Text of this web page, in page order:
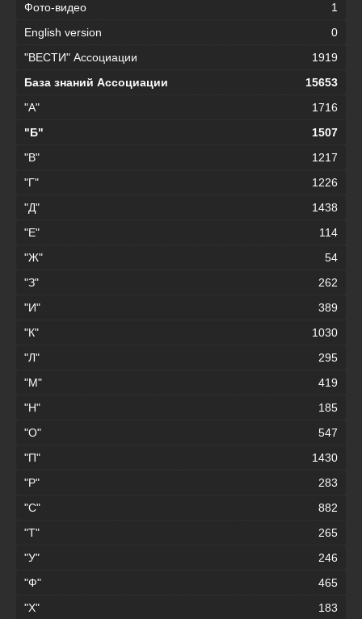
Фото-видео
1
English version
0
"ВЕСТИ" Ассоциации
1919
База знаний Ассоциации
15653
"А"
1716
"Б"
1507
"В"
1217
"Г"
1226
"Д"
1438
"Е"
114
"Ж"
54
"З"
262
"И"
389
"К"
1030
"Л"
295
"М"
419
"Н"
185
"О"
547
"П"
1430
"Р"
283
"С"
882
"Т"
265
"У"
246
"Ф"
465
"Х"
183